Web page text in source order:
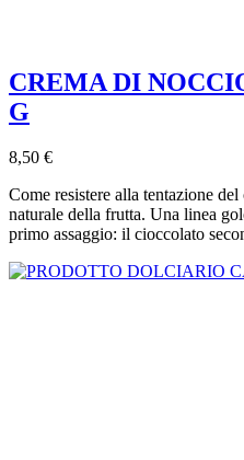
CREMA DI
G
8,50 €
Come resistere alla tentazione
naturale della frutta. Una linea
primo assaggio: il cioccolato